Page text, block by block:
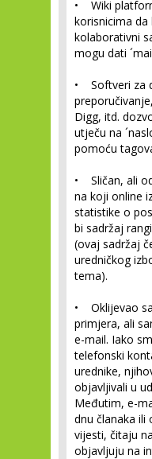
• Wiki
korisnicima
kolaborativni
mogu dati
• Softveri za
Digg, itd.
utječu na
pomoću
• Sličan, ali
na koji online
statistike o
bi sadržaj
(ovaj sadržaj
uredničkog
tema).
• Oklijevao
primjera, ali
e-mail. Iako
telefonski
urednike,
objavljivali u
Međutim, e-
dnu članaka ili
vijesti, čitaju
objavljuju na